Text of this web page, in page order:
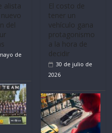
alista
del
de
El costo de
tener un
vehículo gana
protagonismo
a la hora de
decidir
30 de julio de
2026